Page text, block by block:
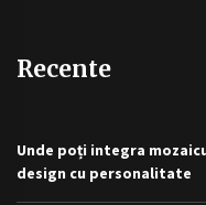
Recente
Unde poți integra
design cu personalitate